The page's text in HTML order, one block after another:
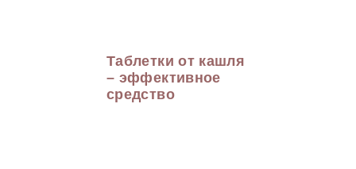
Таблетки от кашля
– эффективное
средство